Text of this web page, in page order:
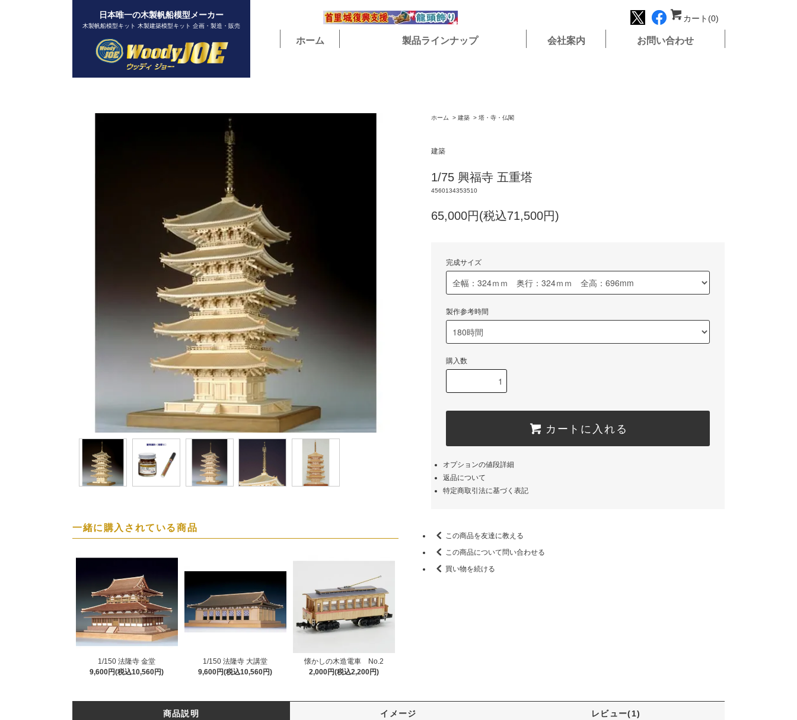
カート(0)
ホーム 製品ラインナップ 会社案内 お問い合わせ
日本唯一の木製帆船模型メーカー
木製帆船模型キット 木製建築模型キット 企画・製造・販売
一緒に購入されている商品
1/150 法隆寺 金堂
9,600円(税込10,560円)
1/150 法隆寺 大講堂
9,600円(税込10,560円)
懐かしの木造電車 No.2
2,000円(税込2,200円)
ホーム > 建築 > 塔・寺・仏閣
建築
1/75 興福寺 五重塔
4560134353510
65,000円(税込71,500円)
完成サイズ
製作参考時間
購入数
カートに入れる
オプションの値段詳細
返品について
特定商取引法に基づく表記
この商品を友達に教える
この商品について問い合わせる
買い物を続ける
商品説明 イメージ レビュー(1)